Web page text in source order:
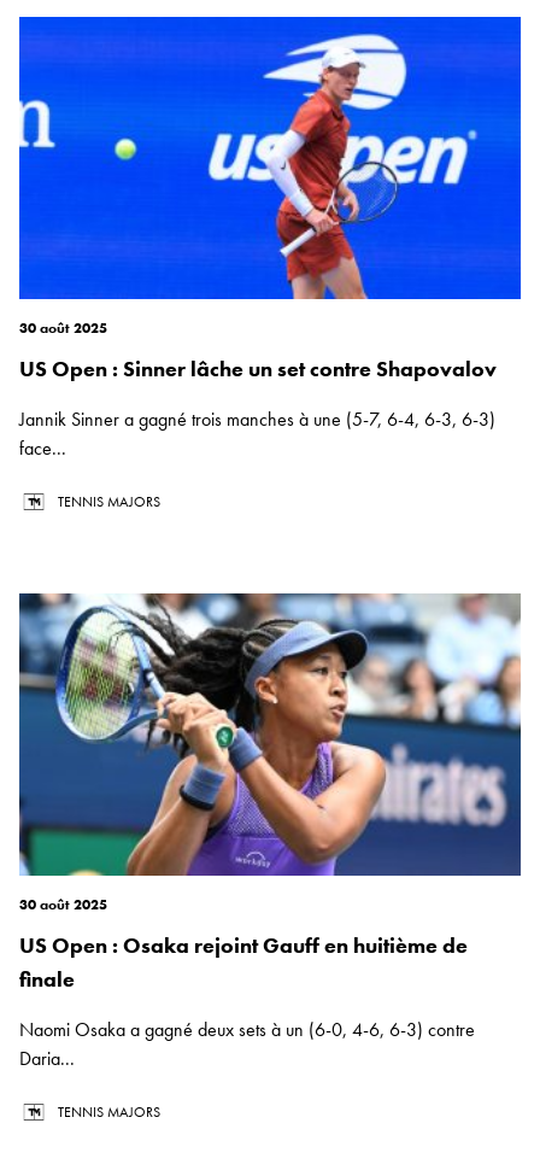
30 août 2025
US Open : Sinner lâche un set contre Shapovalov
Jannik Sinner a gagné trois manches à une (5-7, 6-4, 6-3, 6-3)
face...
TENNIS MAJORS
30 août 2025
US Open : Osaka rejoint Gauff en huitième de
finale
Naomi Osaka a gagné deux sets à un (6-0, 4-6, 6-3) contre
Daria...
TENNIS MAJORS